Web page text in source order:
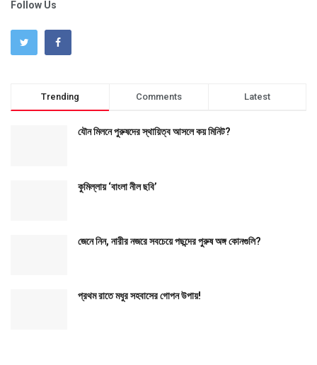
Follow Us
Trending Comments Latest
যৌন মিলনে পুরুষদের স্থায়িত্ব আসলে কয় মিনিট?
কুমিল্লায় ‘বাংলা নীল ছবি’
জেনে নিন, নারীর নজরে সবচেয়ে পছন্দের পুরুষ অঙ্গ কোনগুলি?
প্রথম রাতে মধুর সহবাসের গোপন উপায়!